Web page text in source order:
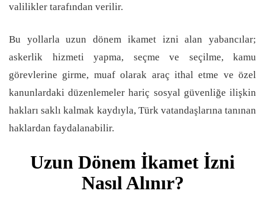
valilikler tarafından verilir.
Bu yollarla uzun dönem ikamet izni alan yabancılar;
askerlik hizmeti yapma, seçme ve seçilme, kamu
görevlerine girme, muaf olarak araç ithal etme ve özel
kanunlardaki düzenlemeler hariç sosyal güvenliğe ilişkin
hakları saklı kalmak kaydıyla, Türk vatandaşlarına tanınan
haklardan faydalanabilir.
Uzun Dönem İkamet İzni
Nasıl Alınır?